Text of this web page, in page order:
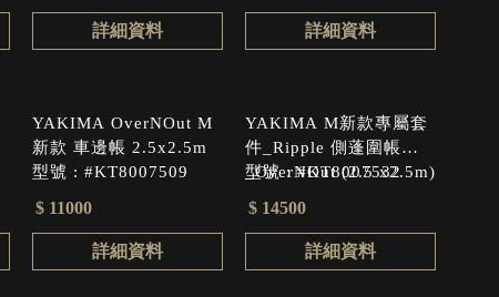
詳細資料 詳細資料
YAKIMA OverNOut M
新款 車邊帳 2.5x2.5m
型號 : #KT8007509
$ 11000
詳細資料
YAKIMA M新款專屬套
件_Ripple 側蓬圍帳
_OverNOut (2.5 x2.5m)
型號 : #KT8007532
$ 14500
詳細資料